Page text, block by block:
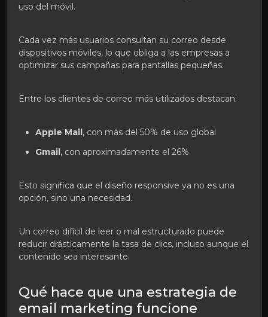
uso del móvil.
Cada vez más usuarios consultan su correo desde
dispositivos móviles, lo que obliga a las empresas a
optimizar sus campañas para pantallas pequeñas.
Entre los clientes de correo más utilizados destacan:
Apple Mail, con más del 50% de uso global
Gmail, con aproximadamente el 26%
Esto significa que el diseño responsive ya no es una
opción, sino una necesidad.
Un correo difícil de leer o mal estructurado puede
reducir drásticamente la tasa de clics, incluso aunque el
contenido sea interesante.
Qué hace que una estrategia de
email marketing funcione